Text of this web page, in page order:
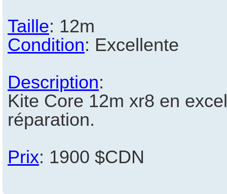
Taille: 12m
Condition: Excellente
Description:
Kite Core 12m xr8 en
réparation.
Prix: 1900 $CDN